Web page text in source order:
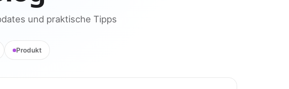
und praktische Tipps
Produkt